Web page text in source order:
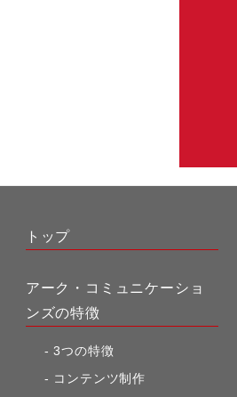
トップ
アーク・コミュニケーショ
ンズの特徴
3つの特徴
コンテンツ制作